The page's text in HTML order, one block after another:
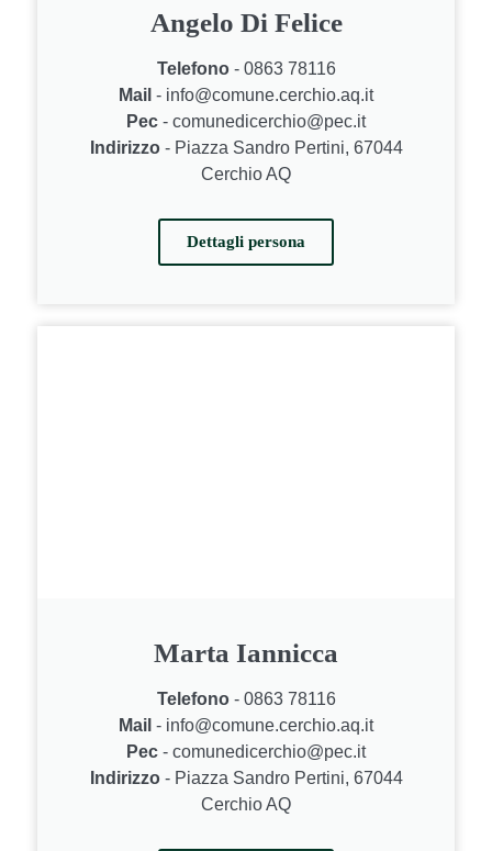
Angelo Di Felice
Telefono- 0863 78116
Mail - info@comune.cerchio.aq.it
Pec - comunedicerchio@pec.it
Indirizzo- Piazza Sandro Pertini, 67044
Cerchio AQ
Dettagli persona
Marta Iannicca
Telefono- 0863 78116
Mail - info@comune.cerchio.aq.it
Pec - comunedicerchio@pec.it
Indirizzo- Piazza Sandro Pertini, 67044
Cerchio AQ